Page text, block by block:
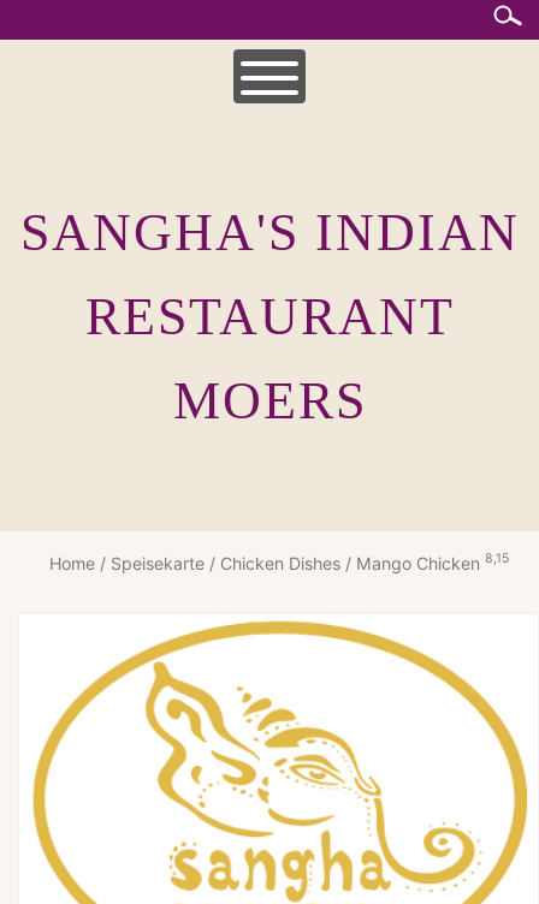
to
UNSERE SPEISEKARTEN
INDISCHE KÜCHE
SANGHA'S INDIAN
RESTAURANT
MOERS
Home / Speisekarte / Chicken Dishes / Mango Chicken 8,15